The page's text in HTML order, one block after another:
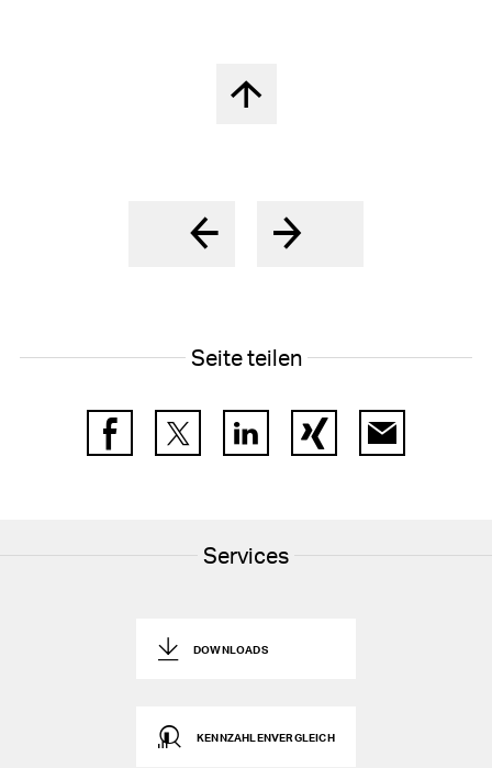
Nach oben springen
Seite teilen
FacebookTwitter LinkedIn Xing E-Mail
Services
DOWNLOADS
KENNZAHLENVERGLEICH